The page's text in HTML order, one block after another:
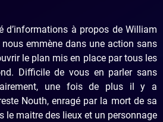
d’informations à propos de William
emmène dans une action sans
le plan mis en place par tous les
Difficile de vous en parler sans
une fois de plus il y a
Nouth, enragé par la mort de sa
le maitre des lieux et un personnage